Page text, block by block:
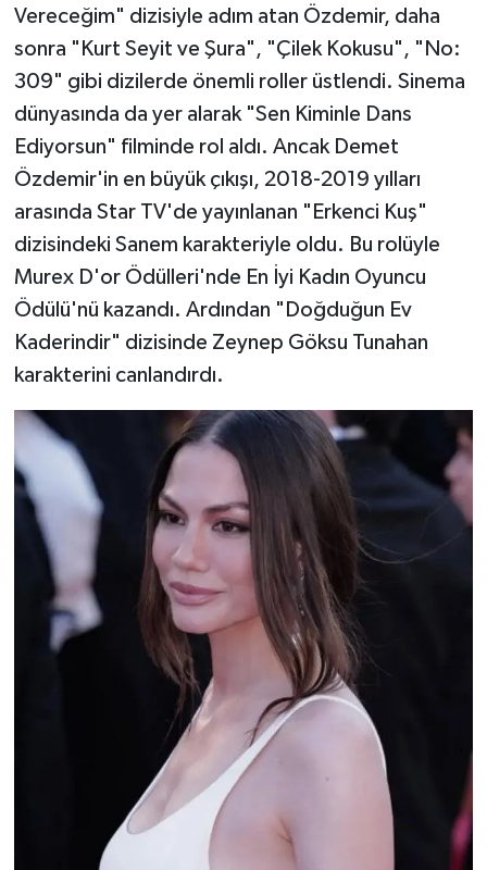
Vereceğim" dizisiyle adım atan Özdemir, daha
sonra "Kurt Seyit ve Şura", "Çilek Kokusu", "No:
309" gibi dizilerde önemli roller üstlendi. Sinema
dünyasında da yer alarak "Sen Kiminle Dans
Ediyorsun" filminde rol aldı. Ancak Demet
Özdemir'in en büyük çıkışı, 2018-2019 yılları
arasında Star TV'de yayınlanan "Erkenci Kuş"
dizisindeki Sanem karakteriyle oldu. Bu rolüyle
Murex D'or Ödülleri'nde En İyi Kadın Oyuncu
Ödülü'nü kazandı. Ardından "Doğduğun Ev
Kaderindir" dizisinde Zeynep Göksu Tunahan
karakterini canlandırdı.